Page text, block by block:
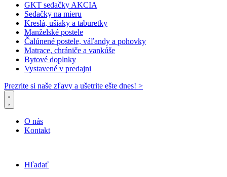
GKT sedačky AKCIA
Sedačky na mieru
Kreslá, ušiaky a taburetky
Manželské postele
Čalúnené postele, váľandy a pohovky
Matrace, chrániče a vankúše
Bytové doplnky
Vystavené v predajni
Prezrite si naše zľavy a ušetrite ešte dnes! >​
O nás
Kontakt
Hľadať